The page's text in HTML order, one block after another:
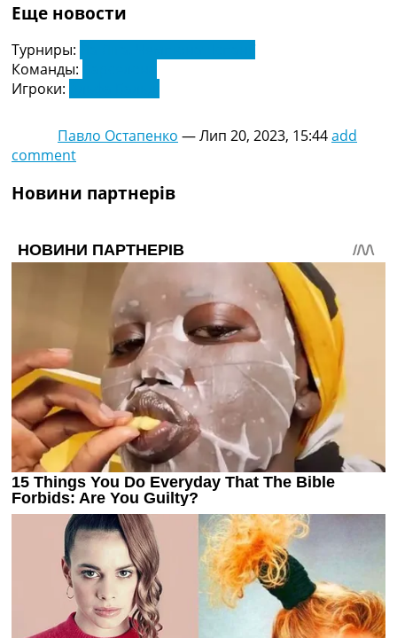
Англія. Прем’єр-Ліга
Іспанія. Ла Ліга
Ще Турніри >>>
Таблиці
Чемпіонат Світу. Турнирні таблиці
Перша Ліга
Таблиця Ліги Чемпіонів
Рейтинг країн УЄФА
Рейтинг клубів УЄФА
Рейтинг ФІФА
Телепрограма
Еще новости
Турниры:
Команды:
Игроки:
Павло Остапенко —Лип 20, 2023, 15:44add
comment
Новини партнерів